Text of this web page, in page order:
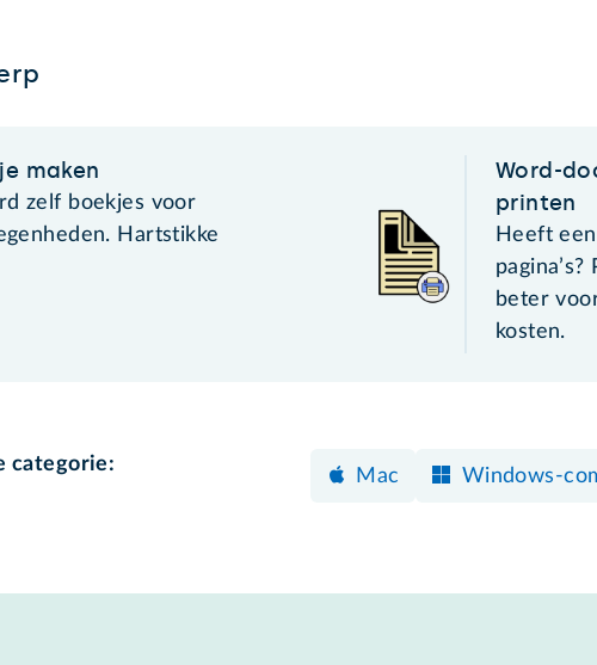
maken
zelf boekjes voor
Hartstikke
Word-
printen
Heeft
beter
kosten.
categorie:
Mac Windows-